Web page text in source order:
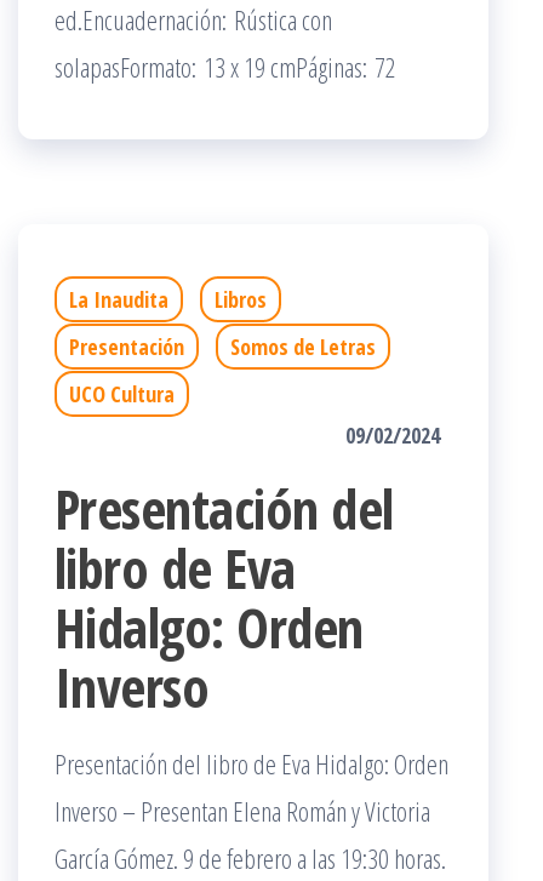
ed.Encuadernación: Rústica con
solapasFormato: 13 x 19 cmPáginas: 72
La Inaudita
Libros
Presentación
Somos de Letras
UCO Cultura
09/02/2024
Presentación del
libro de Eva
Hidalgo: Orden
Inverso
Presentación del libro de Eva Hidalgo: Orden
Inverso – Presentan Elena Román y Victoria
García Gómez. 9 de febrero a las 19:30 horas.